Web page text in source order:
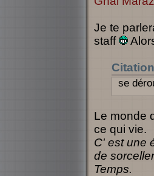
Je te
staff
Citation
se
Le monde
ce qui vie.
C' est une
de
Temps.